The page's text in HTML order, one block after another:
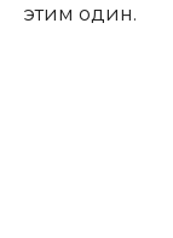
этим один.